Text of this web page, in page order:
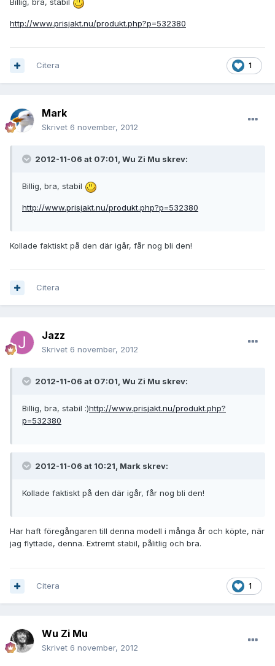
Billig, bra, stabil
http://www.prisjakt.nu/produkt.php?p=532380
1
Citera
Mark
Skrivet 6 november, 2012
2012-11-06 at 07:01, Wu Zi Mu skrev:
Billig, bra, stabil
http://www.prisjakt.nu/produkt.php?p=532380
Kollade faktiskt på den där igår, får nog bli den!
Citera
Jazz
Skrivet 6 november, 2012
2012-11-06 at 07:01, Wu Zi Mu skrev:
Billig, bra, stabil :)http://www.prisjakt.nu/produkt.php?
p=532380
2012-11-06 at 10:21, Mark skrev:
Kollade faktiskt på den där igår, får nog bli den!
Har haft föregångaren till denna modell i många år och köpte, när
jag flyttade, denna. Extremt stabil, pålitlig och bra.
1
Citera
Wu Zi Mu
Skrivet 6 november, 2012